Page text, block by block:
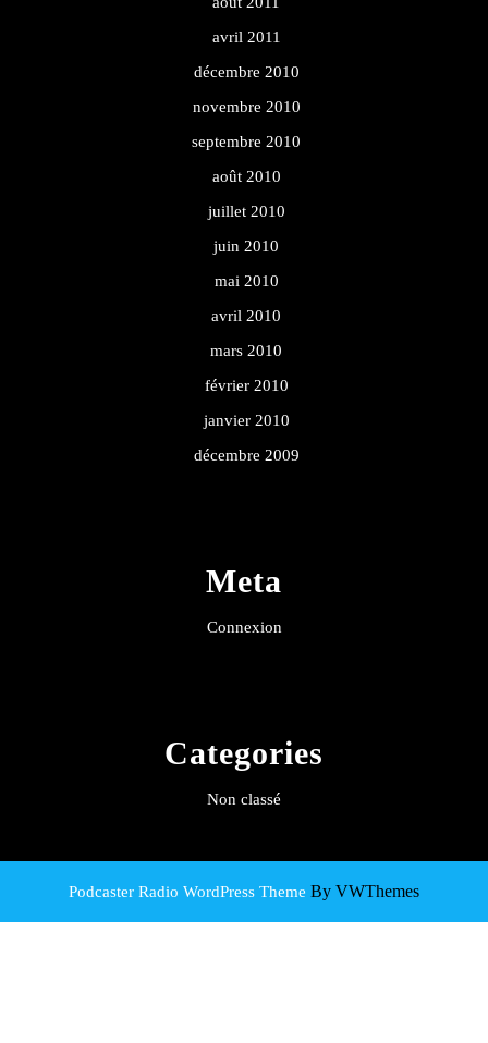
avril 2011
décembre 2010
novembre 2010
septembre 2010
août 2010
juillet 2010
juin 2010
mai 2010
avril 2010
mars 2010
février 2010
janvier 2010
décembre 2009
Meta
Connexion
Categories
Non classé
Podcaster Radio WordPress Theme By VWThemes